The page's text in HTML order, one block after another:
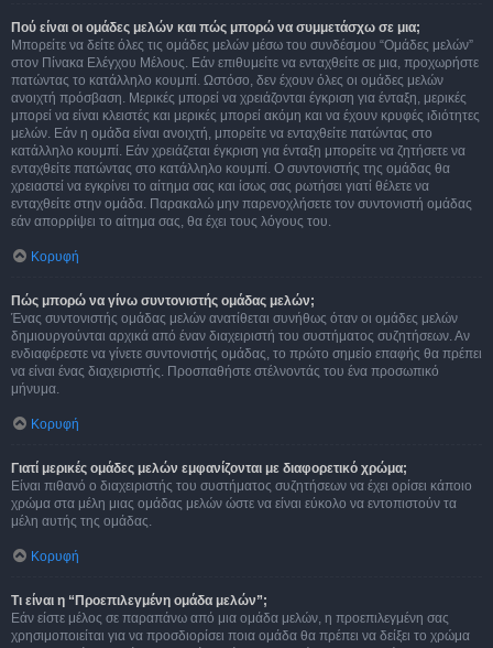
Πού είναι οι ομάδες μελών και πώς μπορώ να συμμετάσχω σε μια;
Μπορείτε να δείτε όλες τις ομάδες μελών μέσω του συνδέσμου “Ομάδες μελών”
στον Πίνακα Ελέγχου Μέλους. Εάν επιθυμείτε να ενταχθείτε σε μια, προχωρήστε
πατώντας το κατάλληλο κουμπί. Ωστόσο, δεν έχουν όλες οι ομάδες μελών
ανοιχτή πρόσβαση. Μερικές μπορεί να χρειάζονται έγκριση για ένταξη, μερικές
μπορεί να είναι κλειστές και μερικές μπορεί ακόμη και να έχουν κρυφές ιδιότητες
μελών. Εάν η ομάδα είναι ανοιχτή, μπορείτε να ενταχθείτε πατώντας στο
κατάλληλο κουμπί. Εάν χρειάζεται έγκριση για ένταξη μπορείτε να ζητήσετε να
ενταχθείτε πατώντας στο κατάλληλο κουμπί. Ο συντονιστής της ομάδας θα
χρειαστεί να εγκρίνει το αίτημα σας και ίσως σας ρωτήσει γιατί θέλετε να
ενταχθείτε στην ομάδα. Παρακαλώ μην παρενοχλήσετε τον συντονιστή ομάδας
εάν απορρίψει το αίτημα σας, θα έχει τους λόγους του.
Κορυφή
Πώς μπορώ να γίνω συντονιστής ομάδας μελών;
Ένας συντονιστής ομάδας μελών ανατίθεται συνήθως όταν οι ομάδες μελών
δημιουργούνται αρχικά από έναν διαχειριστή του συστήματος συζητήσεων. Αν
ενδιαφέρεστε να γίνετε συντονιστής ομάδας, το πρώτο σημείο επαφής θα πρέπει
να είναι ένας διαχειριστής. Προσπαθήστε στέλνοντάς του ένα προσωπικό
μήνυμα.
Κορυφή
Γιατί μερικές ομάδες μελών εμφανίζονται με διαφορετικό χρώμα;
Είναι πιθανό ο διαχειριστής του συστήματος συζητήσεων να έχει ορίσει κάποιο
χρώμα στα μέλη μιας ομάδας μελών ώστε να είναι εύκολο να εντοπιστούν τα
μέλη αυτής της ομάδας.
Κορυφή
Τι είναι η “Προεπιλεγμένη ομάδα μελών”;
Εάν είστε μέλος σε παραπάνω από μια ομάδα μελών, η προεπιλεγμένη σας
χρησιμοποιείται για να προσδιορίσει ποια ομάδα θα πρέπει να δείξει το χρώμα